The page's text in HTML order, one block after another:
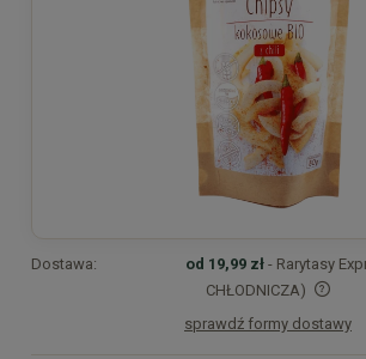
Dostawa: od 19,99 zł - Rarytasy
CHŁODNICZA)
Cena nie zawiera ewentualnych kosztów
sprawdź formy dostawy